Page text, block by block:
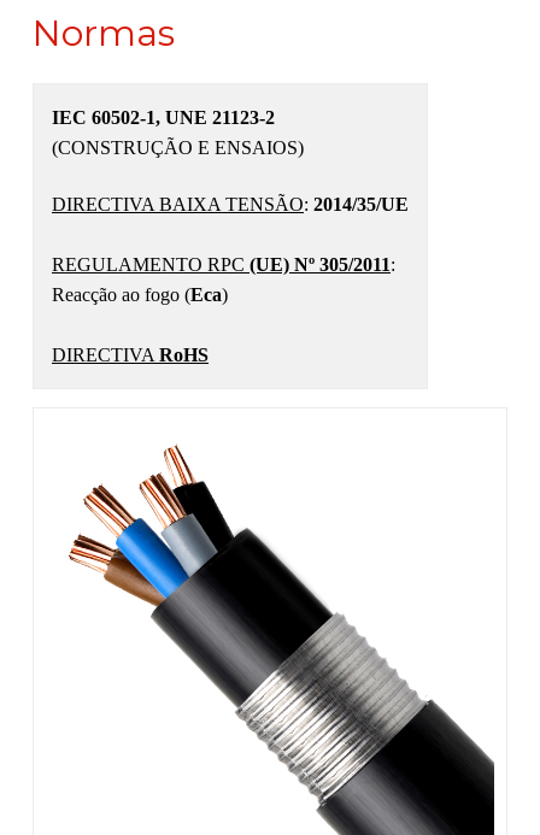
Normas
IEC 60502-1, UNE 21123-2
(CONSTRUÇÃO E ENSAIOS)
DIRECTIVA BAIXA TENSÃO: 2014/35/UE
REGULAMENTO RPC (UE) Nº 305/2011:
Reacção ao fogo (Eca)
DIRECTIVA RoHS